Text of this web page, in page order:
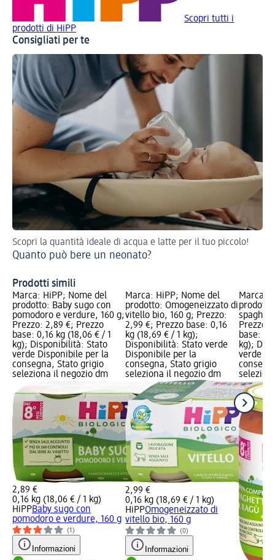
Scopri tutti i
prodotti di HiPP
Consigliati per te
Scopri la quantità ideale di acqua e latte per il tuo piccolo!
Quanto può bere un neonato?
Prodotti simili
Marca: HiPP; Nome del
prodotto: Baby sugo con
pomodoro e verdure, 160 g;
Prezzo: 2,89 €; Prezzo
base: 0,16 kg (18,06 € / 1
kg); Disponibilità: Stato
verde Disponibile per la
consegna, Stato grigio
seleziona il negozio dm
2,89 €
0,16 kg (18,06 € / 1 kg)
HiPPBaby sugo con
pomodoro e verdure, 160 g
(1)
Informazioni
Marca: HiPP; Nome del
prodotto: Omogeneizzato di
vitello bio, 160 g; Prezzo:
2,99 €; Prezzo base: 0,16
kg (18,69 € / 1 kg);
Disponibilità: Stato verde
Disponibile per la
consegna, Stato grigio
seleziona il negozio dm
2,99 €
0,16 kg (18,69 € / 1 kg)
HiPPOmogeneizzato di
vitello bio, 160 g
(0)
Informazioni
Marca:
Prezzo:
base:
kg);
verde